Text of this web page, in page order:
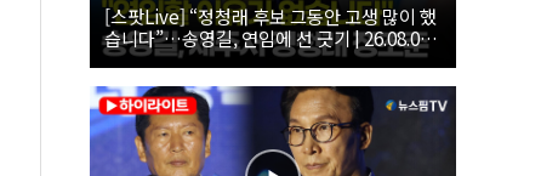
[스팟Live] “정청래 후보 그동안 고생 많이 했
습니다”…송영길, 연임에 선 긋기 | 26.08.08
더불어민주당 당대표·최고위원 후보 제주 합
동연설회